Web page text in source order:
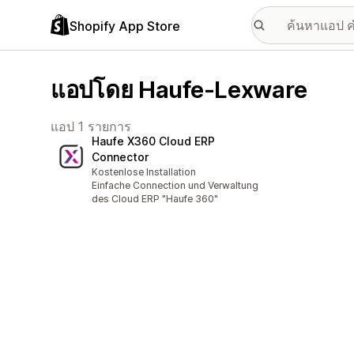
Shopify App Store
แอปโดย Haufe-Lexware
แอป 1 รายการ
Haufe X360 Cloud ERP
Connector
Kostenlose Installation
Einfache Connection und Verwaltung
des Cloud ERP "Haufe 360"